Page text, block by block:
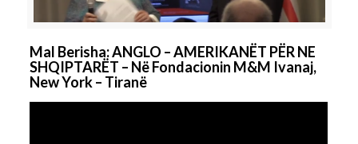
Mal Berisha: ANGLO – AMERIKANËT PËR NE
SHQIPTARËT – Në Fondacionin M&M Ivanaj,
New York – Tiranë